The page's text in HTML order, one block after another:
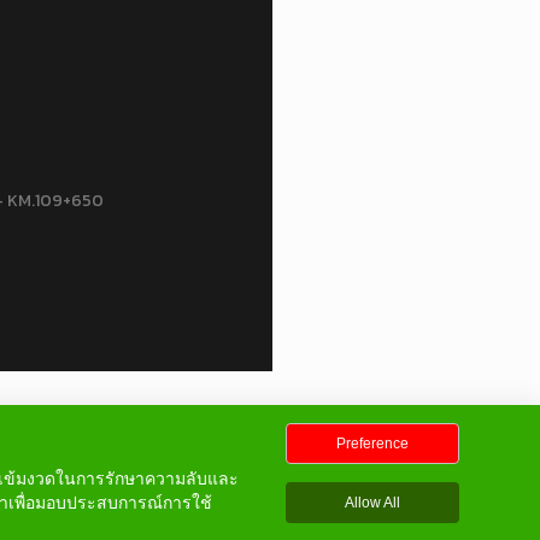
KM.109+650
มงวดในการรักษาความลับและ
พื่อมอบประสบการณ์การใช้
Preference
Allow All